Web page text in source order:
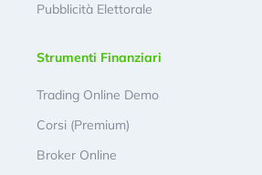
Pubblicità Elettorale
Strumenti Finanziari
Trading Online Demo
Corsi (Premium)
Broker Online